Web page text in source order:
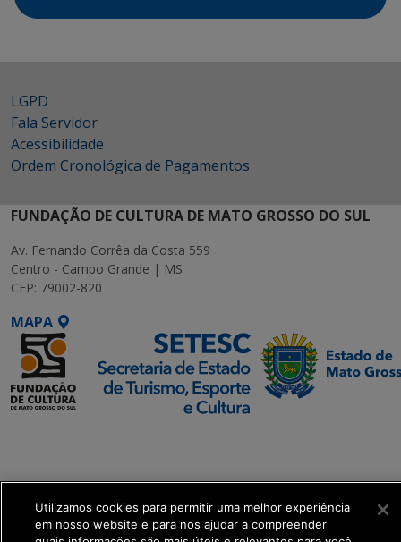
LGPD
Fala Servidor
Acessibilidade
Ordem Cronológica de Pagamentos
FUNDAÇÃO DE CULTURA DE MATO GROSSO DO SUL
Av. Fernando Corrêa da Costa 559
Centro - Campo Grande | MS
CEP: 79002-820
MAPA
Transformação Digital
get_footer();
Utilizamos cookies para permitir uma melhor experiência
em nosso website e para nos ajudar a compreender